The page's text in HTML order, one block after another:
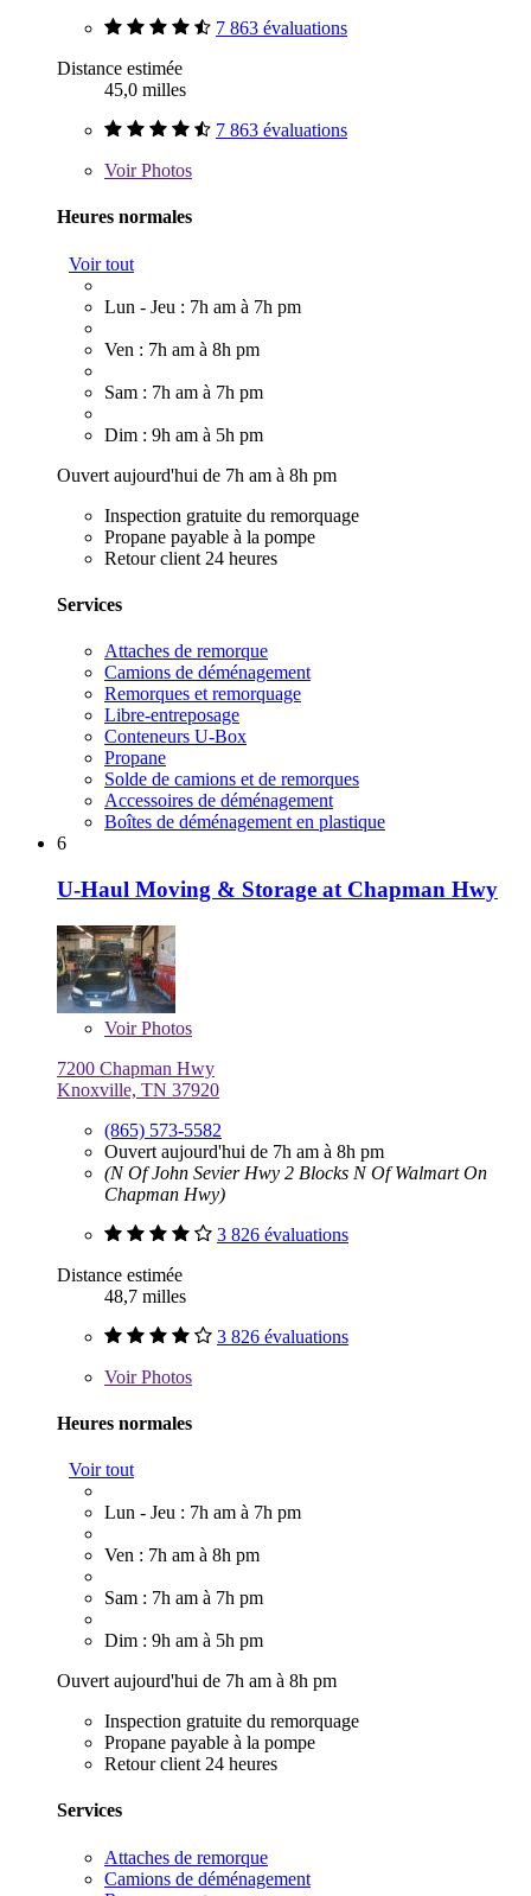
7 863 évaluations
Distance estimée
45,0 milles
7 863 évaluations
VoirPhotos
Heures normales
Voir tout
Lun - Jeu : 7h am à 7h pm
Ven : 7h am à 8h pm
Sam : 7h am à 7h pm
Dim : 9h am à 5h pm
Ouvert aujourd'hui de 7h am à 8h pm
Inspection gratuite du remorquage
Propane payable à la pompe
Retour client 24 heures
Services
Attaches de remorque
Camions de déménagement
Remorques et remorquage
Libre-entreposage
Conteneurs U-Box
Propane
Solde de camions et de remorques
Accessoires de déménagement
Boîtes de déménagement en plastique
6
U-Haul Moving & Storage at Chapman Hwy
VoirPhotos
7200 Chapman Hwy
Knoxville, TN 37920
(865) 573-5582
Ouvert aujourd'hui de 7h am à 8h pm
(N Of John Sevier Hwy 2 Blocks N Of Walmart On
Chapman Hwy)
3 826 évaluations
Distance estimée
48,7 milles
3 826 évaluations
VoirPhotos
Heures normales
Voir tout
Lun - Jeu : 7h am à 7h pm
Ven : 7h am à 8h pm
Sam : 7h am à 7h pm
Dim : 9h am à 5h pm
Ouvert aujourd'hui de 7h am à 8h pm
Inspection gratuite du remorquage
Propane payable à la pompe
Retour client 24 heures
Services
Attaches de remorque
Camions de déménagement